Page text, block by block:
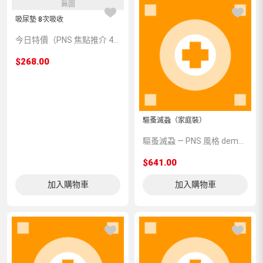
無圖
吸尿墊 8次吸收
$268.00
加入購物車
驅蚤滅蝨（家庭裝）
$641.00
加入購物車